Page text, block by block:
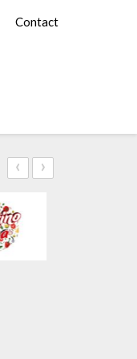
Contact
‹ ›